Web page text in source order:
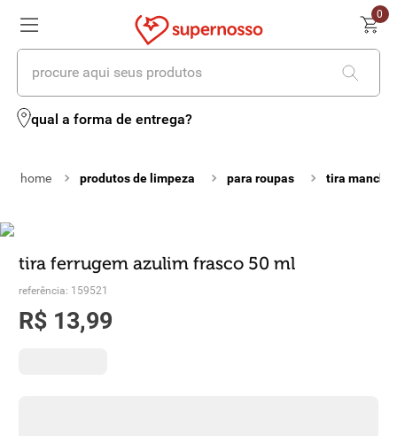
0
procure aqui seus produtos
qual a forma de entrega?
produtos de limpeza para roupas tira
tira ferrugem azulim frasco 50 ml
referência: 159521
R$ 13,99
termos mais buscados
2º leite
4 iogurte
5º vinhos
6º biscoito